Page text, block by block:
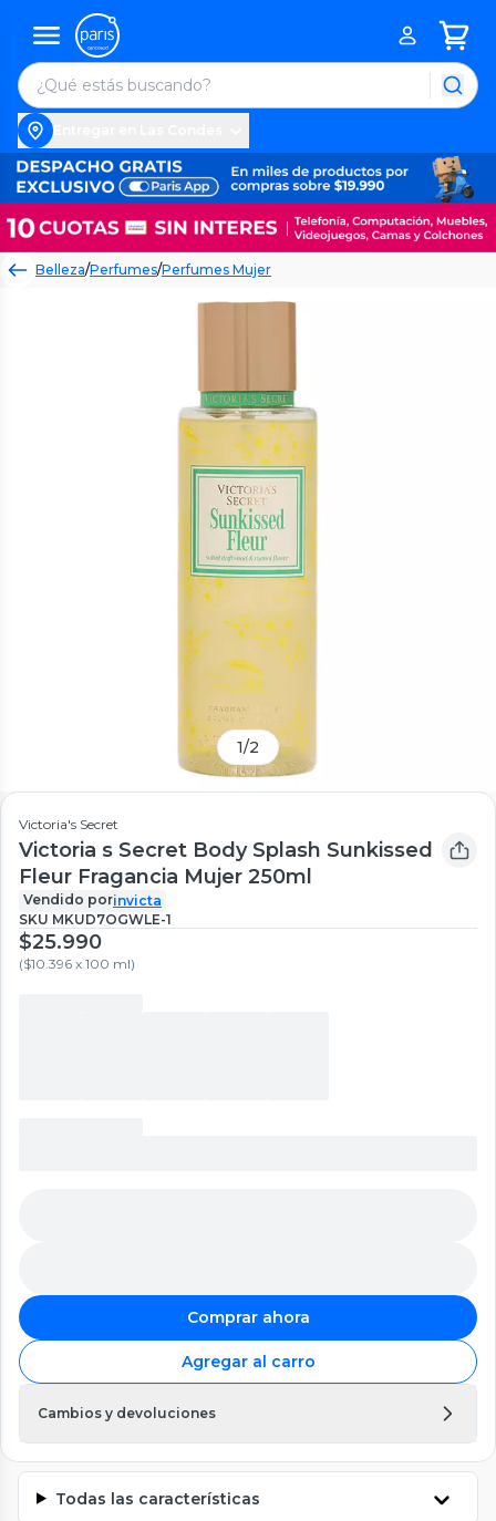
Belleza/Perfumes/Perfumes Mujer
1/2
Victoria's Secret
Victoria s Secret Body Splash Sunkissed
Fleur Fragancia Mujer 250ml
Vendido porinvicta
SKU MKUD7OGWLE-1
$25.990
($10.396 x 100 ml)
Comprar ahora
Agregar al carro
Cambios y devoluciones
Todas las características